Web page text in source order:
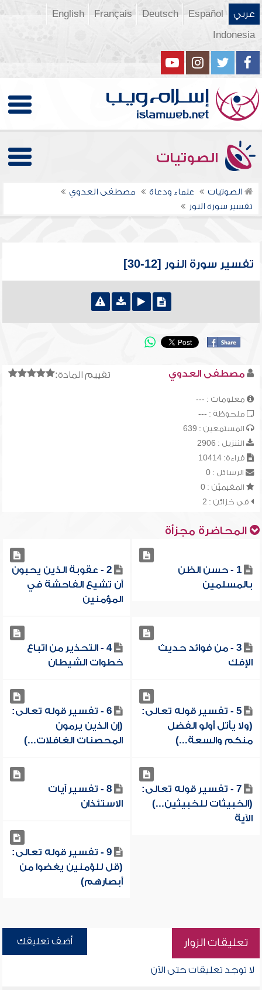
عربي Español
Deutsch
Français
English
Indonesia
الصوتيات
الصوتيات علماء ودعاة
مصطفى العدوي
تفسير سورة النور
تفسير سورة النور [12-30]
تقييم المادة: مصطفى العدوي
معلومات : ---
ملحوظة : ---
المستمعين : 639
التنزيل : 2906
قراءة: 10414
الرسائل : 0
المقيميّن : 0
في خزائن : 2
المحاضرة مجزأة
1 - حسن الظن
بالمسلمين
2 - عقوبة الذين يحبون
أن تشيع الفاحشة في
المؤمنين
3 - من فوائد حديث
الإفك
4 - التحذير من اتباع
خطوات الشيطان
5 - تفسير قوله تعالى:
(ولا يأتل أولو الفضل
منكم والسعة...)
6 - تفسير قوله تعالى:
(إن الذين يرمون
المحصنات الغافلات...)
7 - تفسير قوله تعالى:
(الخبيثات للخبيثين...)
الآية
8 - تفسير آيات
الاستئذان
9 - تفسير قوله تعالى:
(قل للؤمنين يغضوا من
أبصارهم)
تعليقات الزوار أضف تعليقك
لا توجد تعليقات حتى الآن